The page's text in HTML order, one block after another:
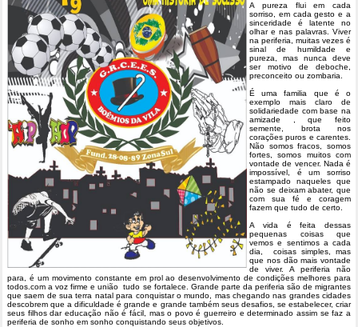
A pureza flui em cada
sorriso, em cada gesto e a
sinceridade é latente no
olhar e nas palavras. Viver
na periferia, muitas vezes é
sinal de humildade e
pureza, mas nunca deve
ser motivo de deboche,
preconceito ou zombaria.
É uma familia que é o
exemplo mais claro de
solidariedade com base na
amizade , que feito
semente, brota nos
corações puros e carentes.
Não somos fracos, somos
fortes, somos muitos com
vontade de vencer. Nada é
impossível, é um sorriso
estampado naqueles que
não se deixam abater, que
com sua fé e coragem
fazem que tudo de certo.
A vida é feita dessas
pequenas coisas que
vemos e sentimos a cada
dia, coisas simples, mas
que nos dão mais vontade
de viver. A periferia não
para, é um movimento constante em prol ao desenvolvimento de condições melhores para
todos.com a voz firme e união tudo se fortalece. Grande parte da periferia são de migrantes
que saem de sua terra natal para conquistar o mundo, mas chegando nas grandes cidades
descobrem que a dificuldade é grande e grande também seus desafios, se estabelecer, criar
seus filhos dar educação não é fácil, mas o povo é guerreiro e determinado assim se faz a
periferia de sonho em sonho conquistando seus objetivos.